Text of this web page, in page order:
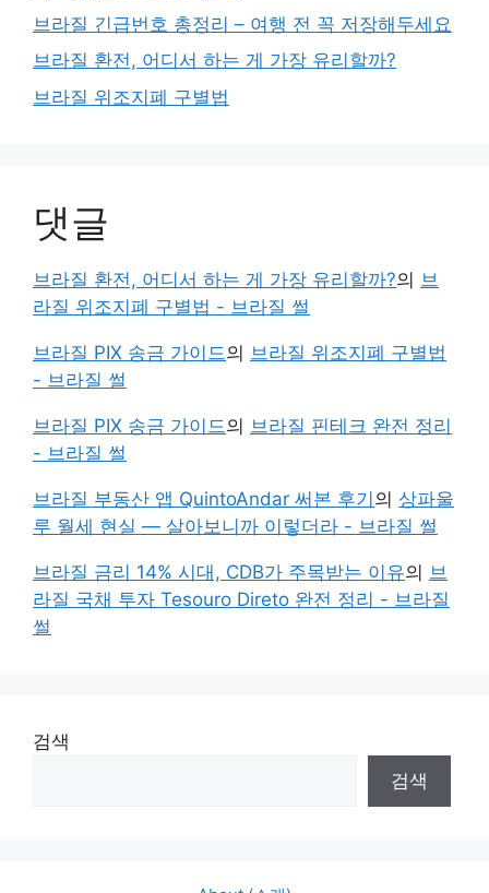
브라질 긴급번호 총정리 – 여행 전 꼭 저장해두세요
브라질 환전, 어디서 하는 게 가장 유리할까?
브라질 위조지폐 구별법
댓글
브라질 환전, 어디서 하는 게 가장 유리할까?의 브
라질 위조지폐 구별법 - 브라질 썰
브라질 PIX 송금 가이드의 브라질 위조지폐 구별법
- 브라질 썰
브라질 PIX 송금 가이드의 브라질 핀테크 완전 정리
- 브라질 썰
브라질 부동산 앱 QuintoAndar 써본 후기의 상파울
루 월세 현실 — 살아보니까 이렇더라 - 브라질 썰
브라질 금리 14% 시대, CDB가 주목받는 이유의 브
라질 국채 투자 Tesouro Direto 완전 정리 - 브라질
썰
검색
검색